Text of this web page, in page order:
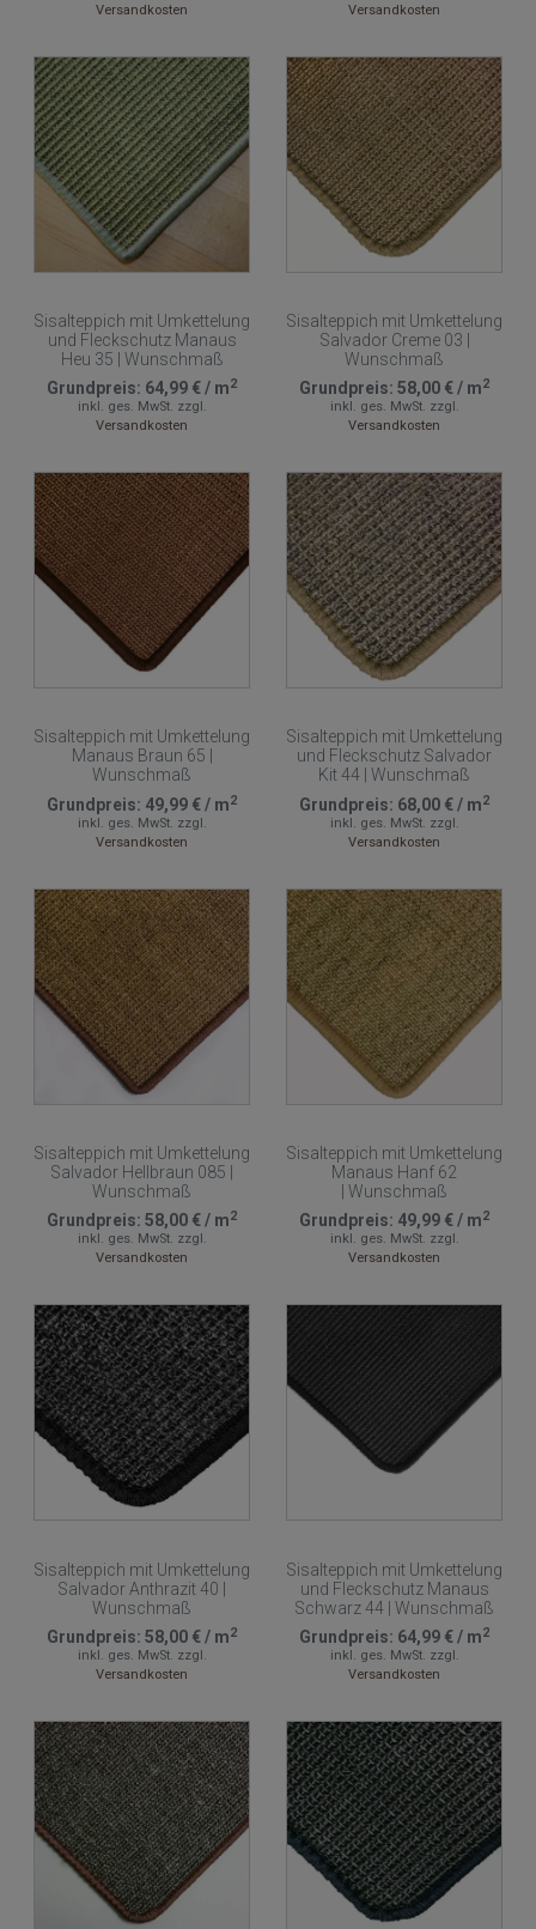
Versandkosten
Versandkosten
Sisalteppich mit Umkettelung
und Fleckschutz Manaus
Heu 35 | Wunschmaß
Grundpreis: 64,99 €/ m2
inkl. ges. MwSt. zzgl.
Versandkosten
Sisalteppich mit Umkettelung
Salvador Creme 03 |
Wunschmaß
Grundpreis: 58,00 €/ m2
inkl. ges. MwSt. zzgl.
Versandkosten
Sisalteppich mit Umkettelung
Manaus Braun 65 |
Wunschmaß
Grundpreis: 49,99 €/ m2
inkl. ges. MwSt. zzgl.
Versandkosten
Sisalteppich mit Umkettelung
und Fleckschutz Salvador
Kit 44 | Wunschmaß
Grundpreis: 68,00 €/ m2
inkl. ges. MwSt. zzgl.
Versandkosten
Sisalteppich mit Umkettelung
Salvador Hellbraun 085 |
Wunschmaß
Grundpreis: 58,00 €/ m2
inkl. ges. MwSt. zzgl.
Versandkosten
Sisalteppich mit Umkettelung
Manaus Hanf 62
| Wunschmaß
Grundpreis: 49,99 €/ m2
inkl. ges. MwSt. zzgl.
Versandkosten
Sisalteppich mit Umkettelung
Salvador Anthrazit 40 |
Wunschmaß
Grundpreis: 58,00 €/ m2
inkl. ges. MwSt. zzgl.
Versandkosten
Sisalteppich mit Umkettelung
und Fleckschutz Manaus
Schwarz 44 | Wunschmaß
Grundpreis: 64,99 €/ m2
inkl. ges. MwSt. zzgl.
Versandkosten